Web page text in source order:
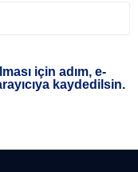
için adım, e-
kaydedilsin.